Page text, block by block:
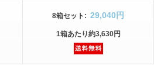
8箱セット : 29,040円
1箱あたり約3,630円